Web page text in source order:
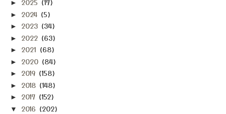
► 2025 (17)
► 2024 (5)
► 2023 (34)
► 2022 (63)
► 2021 (68)
► 2020 (84)
► 2019 (158)
► 2018 (148)
► 2017 (152)
▼ 2016 (202)